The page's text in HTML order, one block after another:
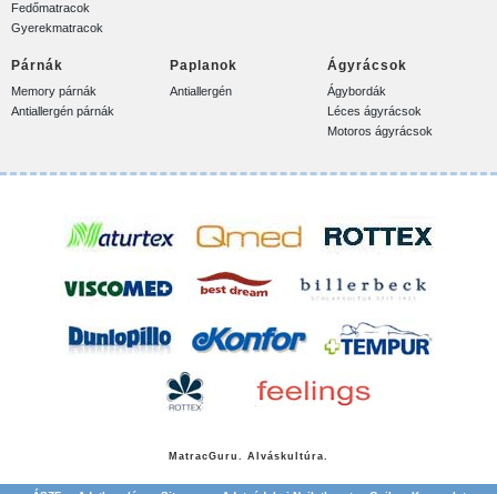
Fedőmatracok
Gyerekmatracok
Párnák
Memory párnák
Antiallergén párnák
Paplanok
Antiallergén
Ágyrácsok
Ágybordák
Léces ágyrácsok
Motoros ágyrácsok
MatracGuru. Alváskultúra.